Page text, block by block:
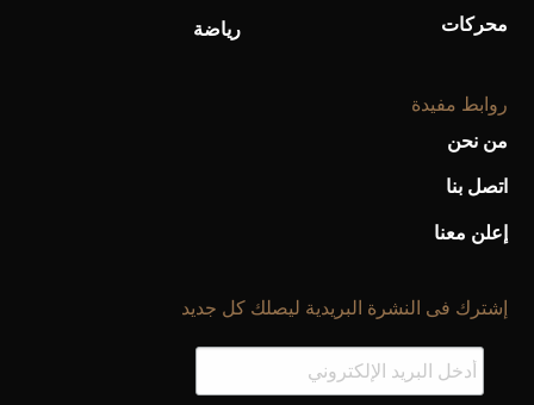
محركات رياضة
روابط مفيدة
من نحن
اتصل بنا
إعلن معنا
إشترك فى النشرة البريدية ليصلك كل جديد